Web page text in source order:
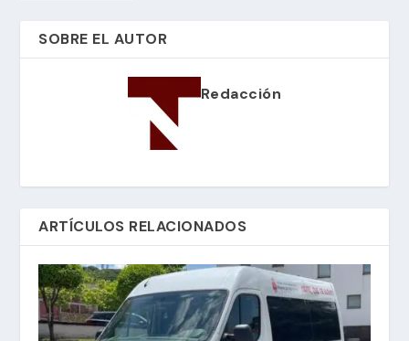
SOBRE EL AUTOR
Redacción
ARTÍCULOS RELACIONADOS